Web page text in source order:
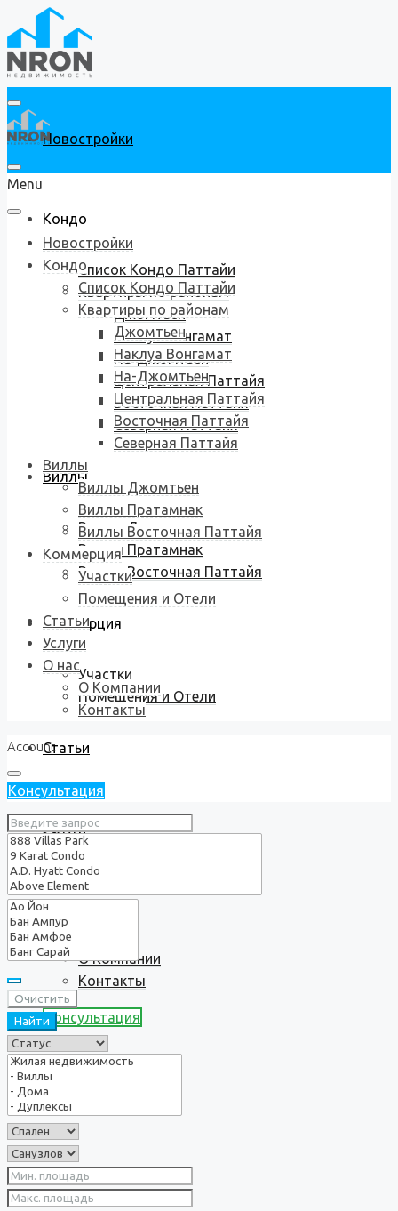
Новостройки
Кондо
Список Кондо Паттайи
Квартиры по районам
Джомтьен
Наклуа Вонгамат
На-Джомтьен
Центральная Паттайя
Восточная Паттайя
Северная Паттайя
Виллы
Виллы Джомтьен
Виллы Пратамнак
Виллы Восточная Паттайя
Коммерция
Участки
Помещения и Отели
Статьи
Услуги
О нас
О Компании
Контакты
Консультация
Menu
Новостройки
Кондо
Список Кондо Паттайи
Квартиры по районам
Джомтьен
Наклуа Вонгамат
На-Джомтьен
Центральная Паттайя
Восточная Паттайя
Северная Паттайя
Виллы
Виллы Джомтьен
Виллы Пратамнак
Виллы Восточная Паттайя
Коммерция
Участки
Помещения и Отели
Статьи
Услуги
О нас
О Компании
Контакты
Account
Консультация
Очистить
Найти